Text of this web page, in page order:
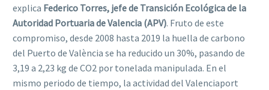
explica Federico Torres, jefe de Transición Ecológica de la
Autoridad Portuaria de Valencia (APV). Fruto de este
compromiso, desde 2008 hasta 2019 la huella de carbono
del Puerto de València se ha reducido un 30%, pasando de
3,19 a 2,23 kg de CO2 por tonelada manipulada. En el
mismo periodo de tiempo, la actividad del Valenciaport